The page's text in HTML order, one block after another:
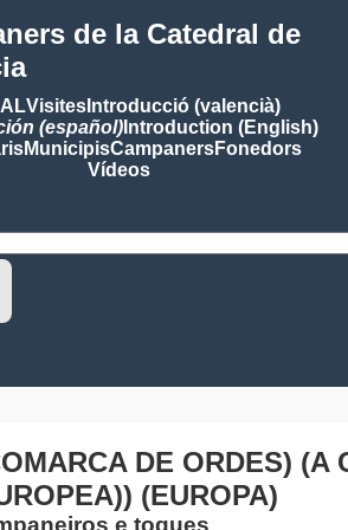
de la Catedral de
VisitesIntroducció (valencià)
(español)Introduction (English)
MunicipisCampanersFonedors
Vídeos
DE ORDES) (A
(EUROPA)
e toques